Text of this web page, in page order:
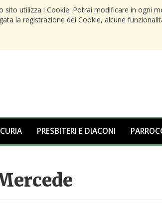
sito utilizza i Cookie. Potrai modificare in ogni
la registrazione dei Cookie, alcune
PRESBITERI E DIACONI